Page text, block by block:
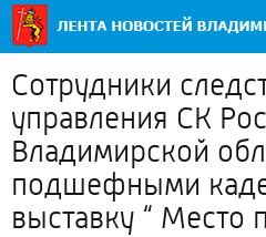
Сотрудники
управления СК
Владимирской
подшефными
выставку “ Место